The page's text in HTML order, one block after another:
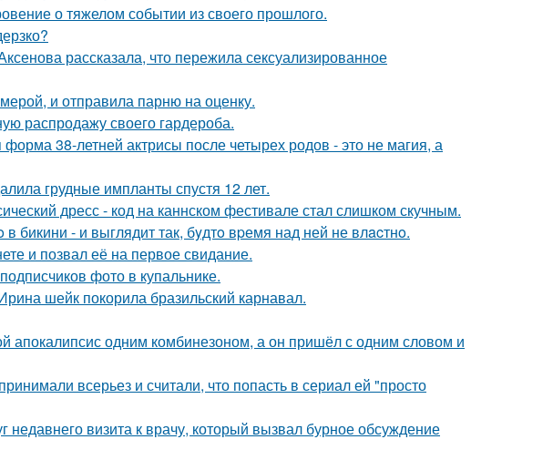
о тяжелом событии из своего прошлого.
рассказала, что пережила сексуализированное
и отправила парню на оценку.
распродажу своего гардероба.
38-летней актрисы после четырех родов - это не магия, а
грудные импланты спустя 12 лет.
дресс - код на каннском фестивале стал слишком скучным.
бикини - и выглядит так, бyдтo вpемя над ней не влacтнo.
и позвал её на первое свидание.
фото в купальнике.
шейк покорила бразильский карнавал.
апокалипсис одним комбинезоном, а он пришёл с одним словом и
всерьез и считали, что попасть в сериал ей "просто
недавнего визита к врачу, который вызвал бурное обсуждение